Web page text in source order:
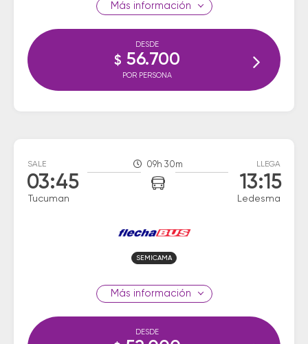
información
DESDE
$ 56.700
POR PERSONA
SALE
03:45
Tucuman
09h 30m LLEGA
13:15
Ledesma
SEMICAMA
información
DESDE